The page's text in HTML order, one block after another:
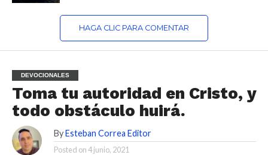
HAGA CLIC PARA COMENTAR
DEVOCIONALES
Toma tu autoridad en Cristo, y
todo obstáculo huirá.
By Esteban Correa Editor
Posted on4 junio, 2021